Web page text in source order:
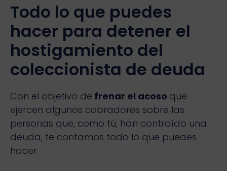
Todo lo que puedes
hacer para detener el
hostigamiento del
coleccionista de deuda
Con el objetivo de frenar el acoso que
ejercen algunos cobradores sobre las
personas que, como tú, han contraído una
deuda, te contamos todo lo que puedes
hacer: